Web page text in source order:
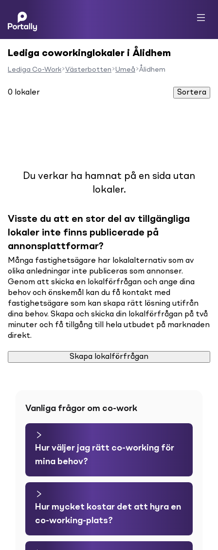
Lediga coworkinglokaler i Ålidhem
Lediga Co-Work Västerbotten Umeå Ålidhem
0 lokaler Sortera
Du verkar ha hamnat på en sida utan
lokaler.
Visste du att en stor del av tillgängliga
lokaler inte finns publicerade på
annonsplattformar?
Många fastighetsägare har lokalalternativ som av
olika anledningar inte publiceras som annonser.
Genom att skicka en lokalförfrågan och ange dina
behov och önskemål kan du få kontakt med
fastighetsägare som kan skapa rätt lösning utifrån
dina behov. Skapa och skicka din lokalförfrågan på två
minuter och få tillgång till hela utbudet på marknaden
direkt.
Skapa lokalförfrågan
Vanliga frågor om co-work
Hur väljer jag rätt co-working för
mina behov?
Hur mycket kostar det att hyra en
co-working-plats?